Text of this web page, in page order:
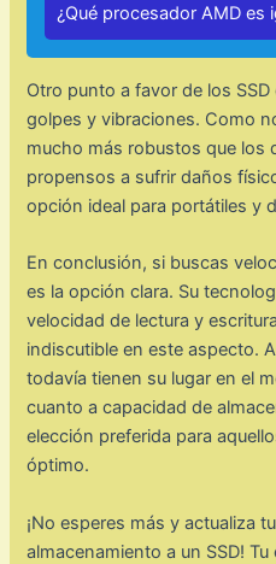
¿Qué procesador AMD es
Otro punto a favor de los
golpes y vibraciones. Como
mucho más robustos que los
propensos a sufrir daños
opción ideal para portátiles y
En conclusión, si buscas
es la opción clara. Su
velocidad de lectura y
indiscutible en este aspecto.
todavía tienen su lugar en el
cuanto a capacidad de
elección preferida para
óptimo.
¡No esperes más y actualiza
almacenamiento a un SSD!